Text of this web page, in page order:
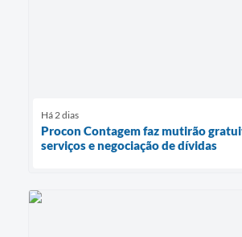
Há 2 dias
Procon Contagem faz mutirão
serviços e negociação de dívidas